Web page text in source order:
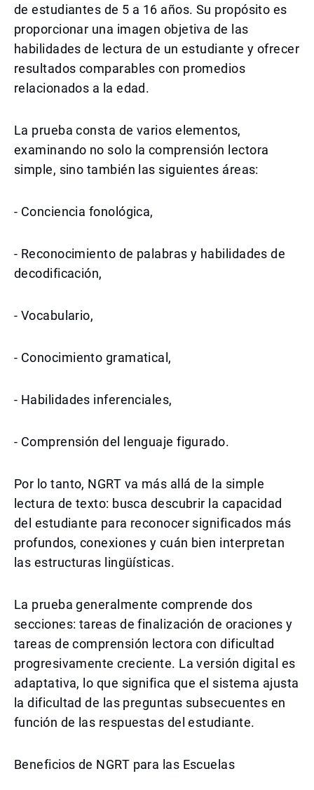
de estudiantes de 5 a 16 años. Su propósito es
proporcionar una imagen objetiva de las
habilidades de lectura de un estudiante y ofrecer
resultados comparables con promedios
relacionados a la edad.
La prueba consta de varios elementos,
examinando no solo la comprensión lectora
simple, sino también las siguientes áreas:
- Conciencia fonológica,
- Reconocimiento de palabras y habilidades de
decodificación,
- Vocabulario,
- Conocimiento gramatical,
- Habilidades inferenciales,
- Comprensión del lenguaje figurado.
Por lo tanto, NGRT va más allá de la simple
lectura de texto: busca descubrir la capacidad
del estudiante para reconocer significados más
profundos, conexiones y cuán bien interpretan
las estructuras lingüísticas.
La prueba generalmente comprende dos
secciones: tareas de finalización de oraciones y
tareas de comprensión lectora con dificultad
progresivamente creciente. La versión digital es
adaptativa, lo que significa que el sistema ajusta
la dificultad de las preguntas subsecuentes en
función de las respuestas del estudiante.
Beneficios de NGRT para las Escuelas